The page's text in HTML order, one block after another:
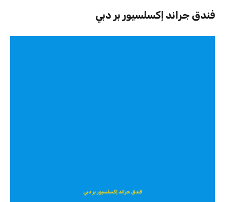
فندق جراند إكسلسيور بر دبي
فندق جراند إكسلسيور بر دبي